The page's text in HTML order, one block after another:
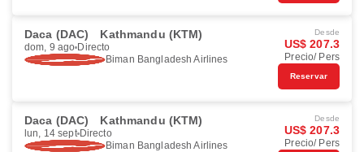
Daca (DAC) Kathmandu (KTM)
dom, 9 ago Directo
Biman Bangladesh Airlines
Desde
US$ 207.3
Precio/ Pers
Reservar
Daca (DAC) Kathmandu (KTM)
lun, 14 sept Directo
Biman Bangladesh Airlines
Desde
US$ 207.3
Precio/ Pers